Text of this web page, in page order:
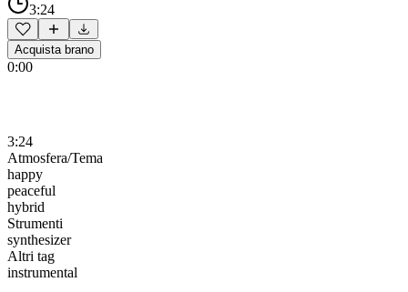
3:24
Acquista brano
0:00
3:24
Atmosfera/Tema
happy
peaceful
hybrid
Strumenti
synthesizer
Altri tag
instrumental